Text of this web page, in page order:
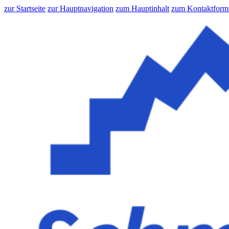
zur Startseite zur Hauptnavigation zum Hauptinhalt zum